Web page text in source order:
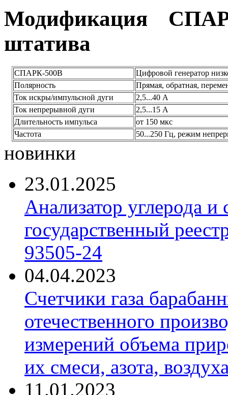
Модификация
штатива
СПАРК-500В
Цифровой генератор
Полярность
Прямая, обратная,
Ток искры/импульсной дуги
2,5...40 А
Ток непрерывной дуги
2,5...15 А
Длительность импульса
от 150 мкс
Частота
50...250 Гц, режим
новинки
23.01.2025
Анализатор углерода
государственный
93505-24
04.04.2023
Счетчики газа
отечественного
измерений объема
их смеси, азота,
11.01.2023